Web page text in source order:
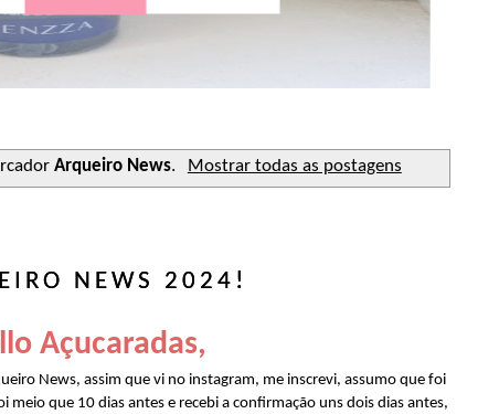
Arqueiro News. Mostrar todas as postagens
NEWS 2024!
Açucaradas,
News, assim que vi no instagram, me inscrevi, assumo que foi
que 10 dias antes e recebi a confirmação uns dois dias antes,